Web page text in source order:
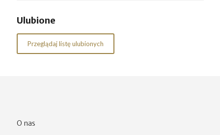
Ulubione
Przeglądaj listę ulubionych
O nas